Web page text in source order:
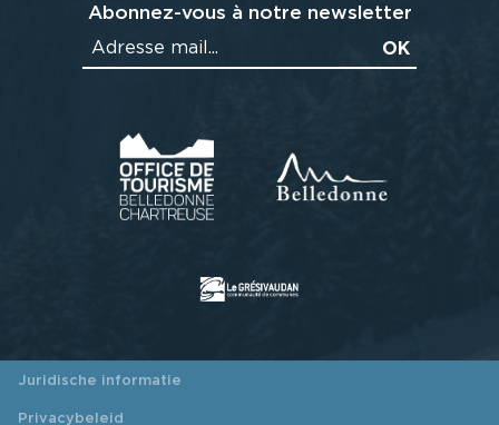
Abonnez-vous à notre newsletter
Juridische informatie
Privacybeleid